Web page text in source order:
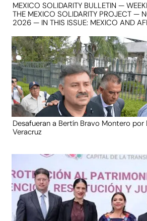
MEXICO SOLIDARITY BULLETIN —
THE MEXICO SOLIDARITY PROJECT —
2026 — IN THIS ISSUE: MEXICO AND
Desafueran a Bertín Bravo Montero por
Veracruz